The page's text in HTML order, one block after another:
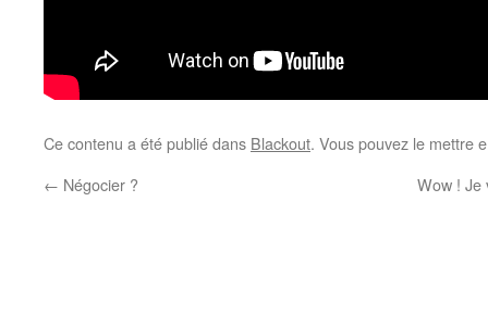
Ce contenu a été publié dans Blackout. Vous pouvez le mettre
← Négocier ? Wow ! Je